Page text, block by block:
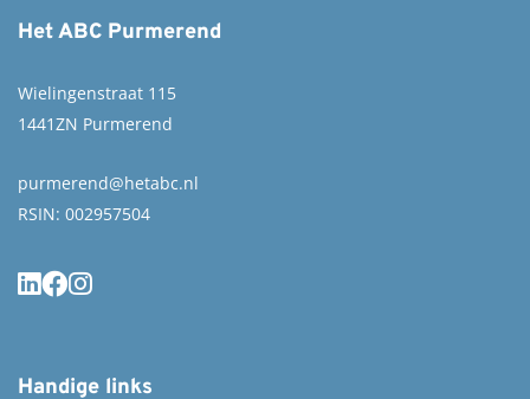
Het ABC Purmerend
Wielingenstraat 115
1441ZN Purmerend
purmerend@hetabc.nl
RSIN: 002957504
Handige links